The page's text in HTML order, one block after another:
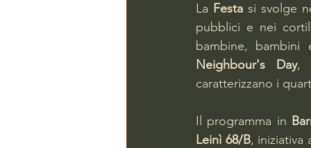
La Festa si svolge
pubblici e nei
bambine, bambini
Neighbour's Day,
caratterizzano i
Il programma in
Leinì 68/B, iniziativa